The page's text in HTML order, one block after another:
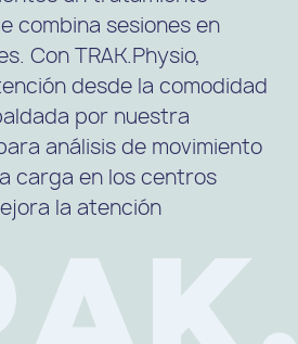
combina sesiones en
Con TRAK.Physio,
desde la comodidad
por nuestra
análisis de movimiento
carga en los centros
la atención